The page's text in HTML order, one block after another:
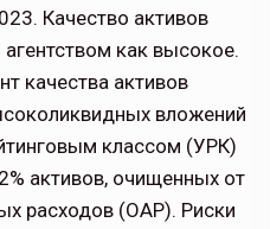
Качество активов
как высокое.
качества активов
вложений
классом (УРК)
активов, очищенных от
расходов (ОАР). Риски